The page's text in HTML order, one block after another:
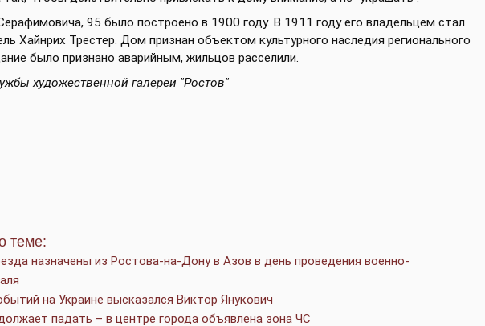
95 было построено в 1900 году. В 1911 году его владельцем стал
Хайнрих Трестер. Дом признан объектом культурного наследия регионального
было признано аварийным, жильцов расселили.
художественной галереи "Ростов"
теме:
назначены из Ростова-на-Дону в Азов в день проведения военно-
на Украине высказался Виктор Янукович
падать – в центре города объявлена зона ЧС